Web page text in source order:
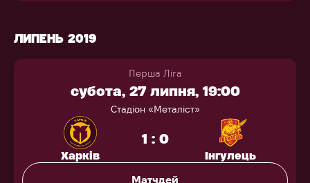
ЛИПЕНЬ 2019
Перша Ліга
субота, 27 липня, 19:00
Стадіон «Металіст»
Харків
1 : 0
Інгулець
Матчдей